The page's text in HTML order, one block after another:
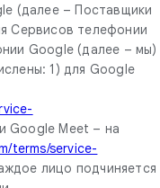
(далее – Поставщики
Сервисов телефонии
Google (далее – мы)
1) для Google
Google Meet – на
terms/service-
лицо подчиняется